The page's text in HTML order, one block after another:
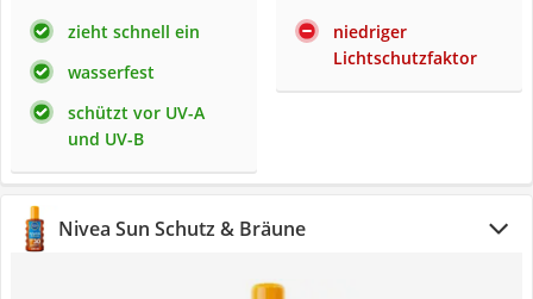
zieht schnell ein
wasserfest
schützt vor UV-A
und UV-B
niedriger
Lichtschutzfaktor
Nivea Sun Schutz & Bräune